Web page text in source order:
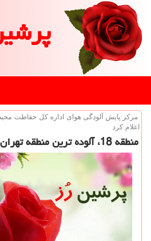
مركز پایش آلودگی هوای اداره كل حفاظت
اعلام كرد
منطقه 18، آلوده ترین منطقه تهران